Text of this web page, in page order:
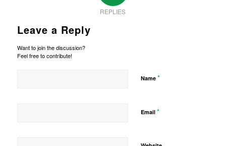
REPLIES
Leave a Reply
Want to join the discussion?
Feel free to contribute!
Name *
Email *